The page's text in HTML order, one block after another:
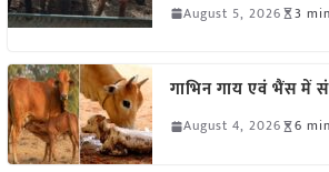
August 5, 2026 3
गाभिन गाय एवं भैंस में
August 4, 2026 6